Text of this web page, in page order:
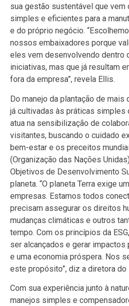
sua gestão sustentável que vem
simples e eficientes para a
e do próprio negócio.
nossos embaixadores porque
eles vem desenvolvendo dentro
iniciativas, mas que já resultam
fora da empresa”, revela Ellis.
Do manejo da plantação de
já cultivadas às práticas simples
atua na sensibilização de
visitantes, buscando o cuidado
bem-estar e os preceitos
(Organização das Nações
Objetivos de Desenvolvimento
planeta. “O planeta Terra exige
empresas. Estamos todos
precisam assegurar os direitos
mudanças climáticas e outros
tempo. Com os princípios da
ser alcançados e gerar
e uma economia próspera. Nos
este propósito”, diz a diretora do
Com sua experiência junto à
manejos simples e